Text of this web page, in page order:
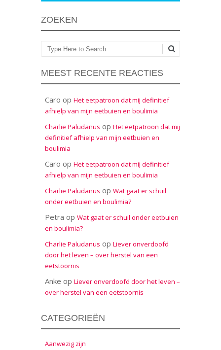
ZOEKEN
Zoeken
MEEST RECENTE REACTIES
Caro op Het eetpatroon dat mij definitief
afhielp van mijn eetbuien en boulimia
Charlie Paludanus op Het eetpatroon dat mij
definitief afhielp van mijn eetbuien en
boulimia
Caro op Het eetpatroon dat mij definitief
afhielp van mijn eetbuien en boulimia
Charlie Paludanus op Wat gaat er schuil
onder eetbuien en boulimia?
Petra op Wat gaat er schuil onder eetbuien
en boulimia?
Charlie Paludanus op Liever onverdoofd
door het leven – over herstel van een
eetstoornis
Anke op Liever onverdoofd door het leven –
over herstel van een eetstoornis
CATEGORIEËN
Aanwezig zijn